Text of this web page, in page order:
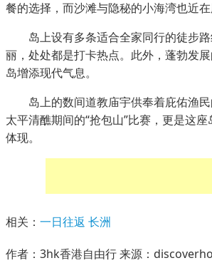
餐的选择，而沙滩与隐秘的小海湾也近在
岛上设有多条适合全家同行的徒步
丽，处处都是打卡热点。此外，蓬勃发
岛增添现代气息。
岛上的数间道教庙宇供奉着庇佑渔
太平清醮期间的“抢包山”比赛，更是这
体现。
相关： 一日往返 长洲
作者：3hk香港自由行 来源：